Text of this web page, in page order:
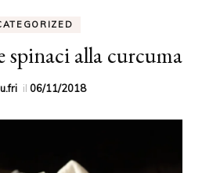
spinaci alla curcuma
il 06/11/2018